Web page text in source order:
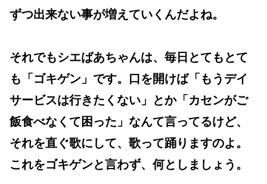
ずつ出来ない事が増えていくんだよね。
それでもシエばあちゃんは、毎日とてもとて
も「ゴキゲン」です。口を開けば「もうデイ
サービスは行きたくない」とか「カセンがご
飯食べなくて困った」なんて言ってるけど、
それを直ぐ歌にして、歌って踊りますのよ。
これをゴキゲンと言わず、何としましょう。